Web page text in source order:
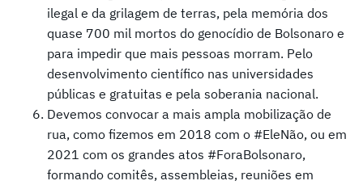
ilegal e da grilagem de terras, pela memória dos
quase 700 mil mortos do genocídio de Bolsonaro e
para impedir que mais pessoas morram. Pelo
desenvolvimento científico nas universidades
públicas e gratuitas e pela soberania nacional.
Devemos convocar a mais ampla mobilização de
rua, como fizemos em 2018 com o #EleNão, ou em
2021 com os grandes atos #ForaBolsonaro,
formando comitês, assembleias, reuniões em